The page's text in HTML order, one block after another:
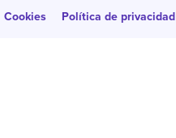
Cookies Política de privacidad